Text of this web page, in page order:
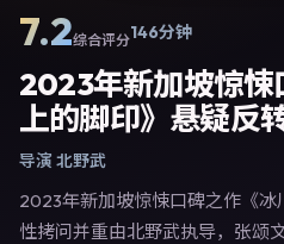
7.2综合评分146分钟
2023年新加坡惊悚
上的脚印》悬疑反
导演 北野武
2023年新加坡惊悚口碑之作《
性拷问并重由北野武执导，张颂